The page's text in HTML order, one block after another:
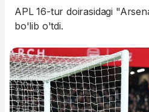
APL 16-tur doirasidagi
bo'lib o'tdi.